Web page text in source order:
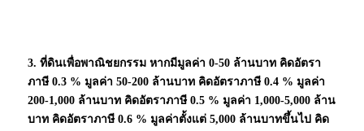
3. ที่ดินเพื่อพาณิชยกรรม หากมีมูลค่า 0-50 ล้านบาท คิดอัตรา
ภาษี 0.3 % มูลค่า 50-200 ล้านบาท คิดอัตราภาษี 0.4 % มูลค่า
200-1,000 ล้านบาท คิดอัตราภาษี 0.5 % มูลค่า 1,000-5,000 ล้าน
บาท คิดอัตราภาษี 0.6 % มูลค่าตั้งแต่ 5,000 ล้านบาทขึ้นไป คิด